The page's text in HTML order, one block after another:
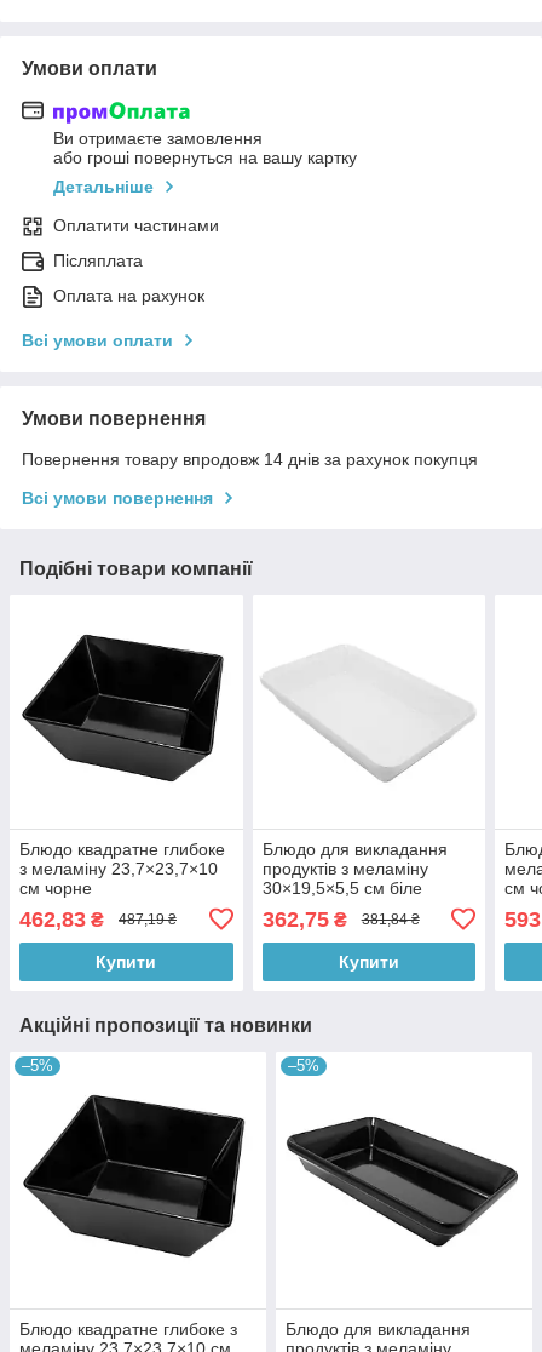
Умови оплати
Ви отримаєте замовлення
або гроші повернуться на вашу картку
Детальніше
Оплатити частинами
Післяплата
Оплата на рахунок
Всі умови оплати
Умови повернення
Повернення товару впродовж 14 днів за рахунок покупця
Всі умови повернення
Подібні товари компанії
Блюдо квадратне глибоке
з меламіну 23,7×23,7×10
см чорне
462,83 ₴ 487,19 ₴
Купити
Блюдо для викладання
продуктів з меламіну
30×19,5×5,5 см біле
362,75₴ 381,84 ₴
Купити
см
Акційні пропозиції та новинки
–5%
Блюдо квадратне глибоке з
–5%
Блюдо для викладання